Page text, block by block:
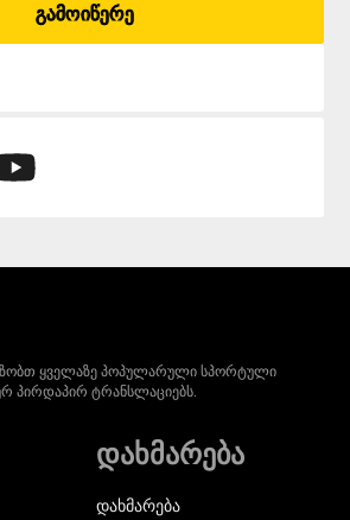
გამოიწერე
ყველაზე პოპულარული სპორტული
პირდაპირ ტრანსლაციებს.
დახმარება
დახმარება